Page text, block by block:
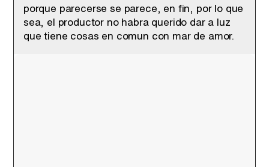
porque parecerse se parece, en fin, por lo que
sea, el productor no habra querido dar a luz
que tiene cosas en comun con mar de amor.